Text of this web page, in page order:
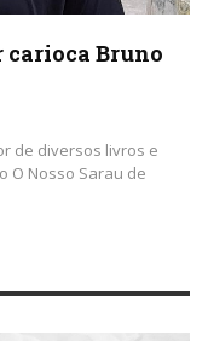
carioca Bruno
de diversos livros e
O Nosso Sarau de